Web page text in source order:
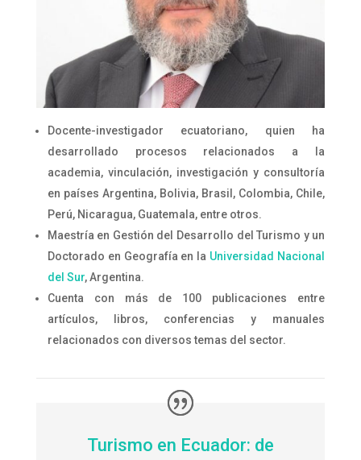
Docente-investigador ecuatoriano, quien ha
desarrollado procesos relacionados a la
academia, vinculación, investigación y consultoría
en países Argentina, Bolivia, Brasil, Colombia, Chile,
Perú, Nicaragua, Guatemala, entre otros.
Maestría en Gestión del Desarrollo del Turismo y un
Doctorado en Geografía en la Universidad Nacional
del Sur, Argentina.
Cuenta con más de 100 publicaciones entre
artículos, libros, conferencias y manuales
relacionados con diversos temas del sector.
Turismo en Ecuador: de